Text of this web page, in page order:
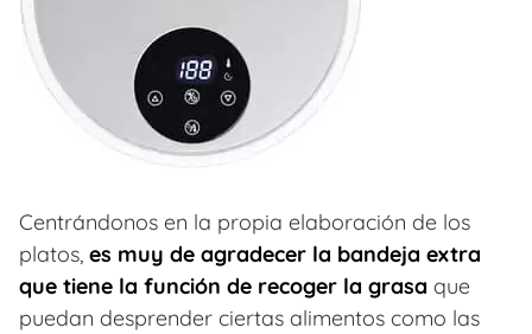
Centrándonos en la propia elaboración de los
platos, es muy de agradecer la bandeja extra
que tiene la función de recoger la grasa que
puedan desprender ciertas alimentos como las